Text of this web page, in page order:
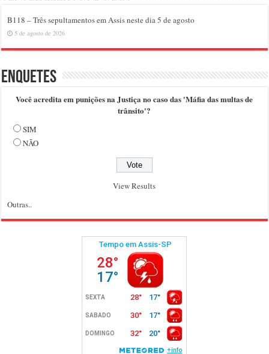
B118 – Três sepultamentos em Assis neste dia 5 de agosto
5 de agosto de 2026
Enquetes
Você acredita em punições na Justiça no caso das 'Máfia das multas de
trânsito'?
SIM
NÃO
View Results
Outras..